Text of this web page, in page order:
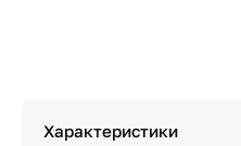
Характеристики